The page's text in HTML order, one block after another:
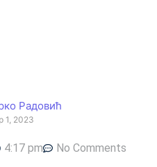
Радовић
1, 2023
4:17 pm No Comments